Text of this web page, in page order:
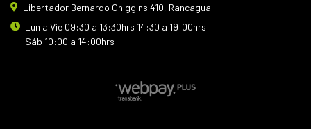
Libertador Bernardo Ohiggins 410, Rancagua
Lun a Vie 09:30 a 13:30hrs 14:30 a 19:00hrs
Sáb 10:00 a 14:00hrs